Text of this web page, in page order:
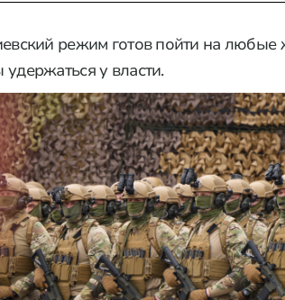
режим готов пойти на любые
у власти.